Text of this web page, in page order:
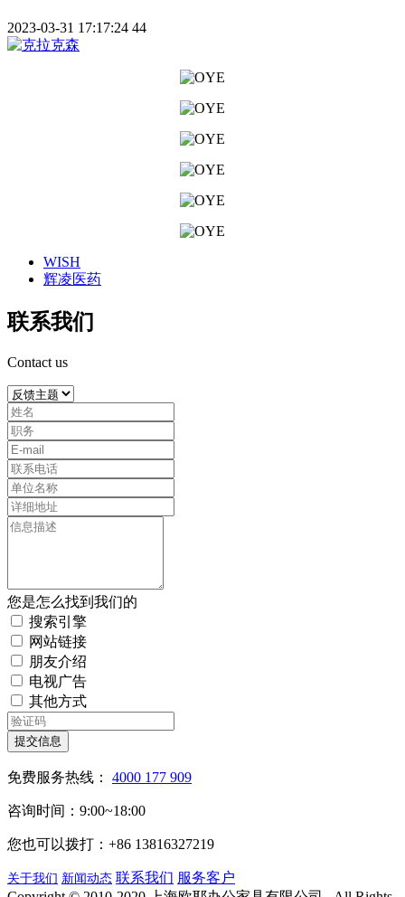
2023-03-31 17:17:24 44
WISH
辉凌医药
联系我们
Contact us
您是怎么找到我们的
搜索引擎
网站链接
朋友介绍
电视广告
其他方式
提交信息
免费服务热线： 4000 177 909
咨询时间：9:00~18:00
您也可以拨打：+86 13816327219
关于我们 新闻动态 联系我们 服务客户